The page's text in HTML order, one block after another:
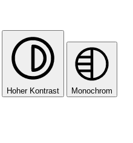
Hoher Kontrast Monochrom